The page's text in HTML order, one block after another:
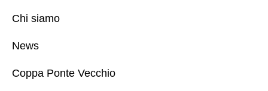
Chi siamo
News
Coppa Ponte Vecchio